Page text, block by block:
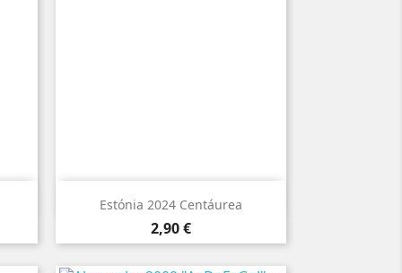
Estónia 2024 Centáurea
Preço
2,90 €
 Vista rápida